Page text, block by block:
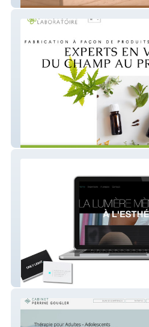
Ondoegone Laboratoire
ONLY LIGHT